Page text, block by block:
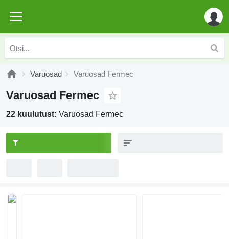
Varuosad Varuosad Fermec
Varuosad Fermec
22 kuulutust: Varuosad Fermec